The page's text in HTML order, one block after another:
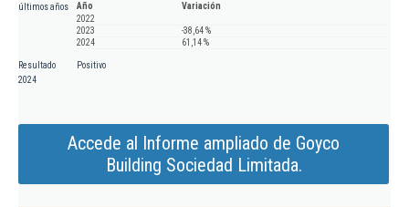
últimos años
Año
Variación
2022
2023
-38,64 %
2024
61,14 %
Resultado
2024
Positivo
Accede al Informe ampliado de Goyco
Building Sociedad Limitada.